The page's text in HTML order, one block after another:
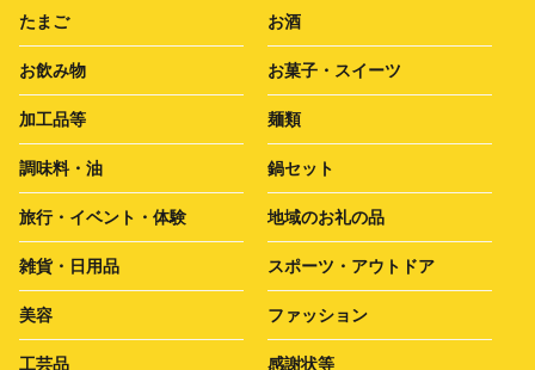
たまご お酒
お飲み物 お菓子・スイーツ
加工品等 麺類
調味料・油 鍋セット
旅行・イベント・体験 地域のお礼の品
雑貨・日用品 スポーツ・アウトドア
美容 ファッション
工芸品 感謝状等